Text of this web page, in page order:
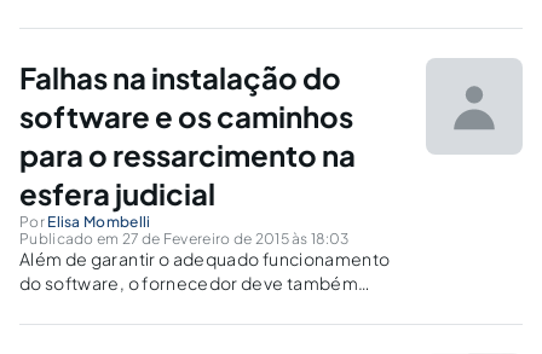
imperfeição da ciência é uma realidade, e o
da ciência.
Falhas na instalação do
software e os caminhos
para o ressarcimento na
esfera judicial
Por Elisa Mombelli
Publicado em 27 de Fevereiro de 2015 às 18:03
Além de garantir o adequado funcionamento
do software, o fornecedor deve também
pena de falhar no seu dever de cooperação